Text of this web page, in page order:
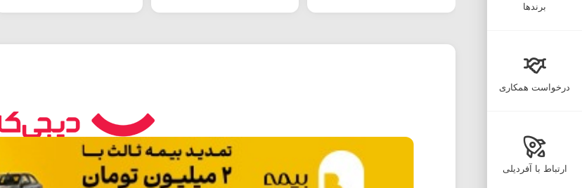
برندها
درخواست همکاری
ارتباط با آفردیلی